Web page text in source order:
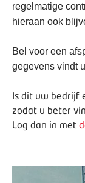
regelmatige
hieraan ook
Bel voor een
gegevens vindt
Is dit uw bedrijf
zodat u beter
Log dan in met